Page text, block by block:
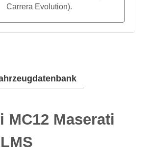
MC12 Maserati
Carrera Evolution).